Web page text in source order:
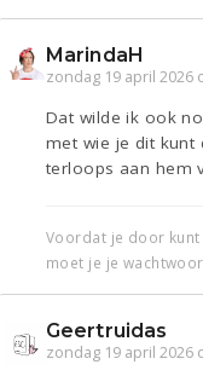
MarindaH
zondag 19 april 2026
Dat wilde ik ook
met wie je dit kunt
terloops aan hem
Voordat je door kunt
moet je je
Geertruidas
zondag 19 april 2026